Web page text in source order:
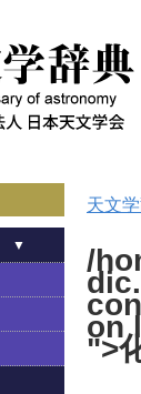
天文
/
on
">